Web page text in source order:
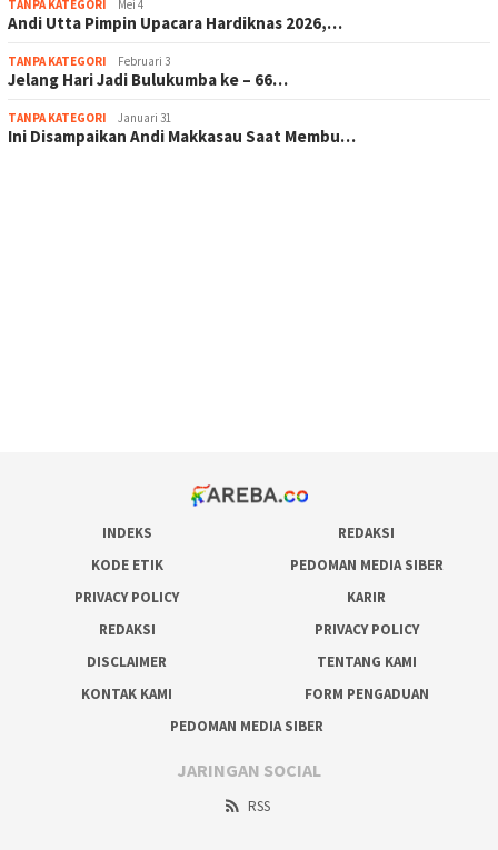
TANPA KATEGORI Mei 4
Andi Utta Pimpin Upacara Hardiknas 2026,…
TANPA KATEGORI Februari 3
Jelang Hari Jadi Bulukumba ke – 66…
TANPA KATEGORI Januari 31
Ini Disampaikan Andi Makkasau Saat Membu…
INDEKS
REDAKSI
KODE ETIK
PEDOMAN MEDIA SIBER
PRIVACY POLICY
KARIR
REDAKSI
PRIVACY POLICY
DISCLAIMER
TENTANG KAMI
KONTAK KAMI
FORM PENGADUAN
PEDOMAN MEDIA SIBER
JARINGAN SOCIAL
RSS